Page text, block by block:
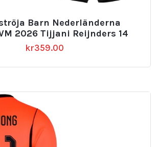
Barn Nederländerna
2026 Tijjani Reijnders 14
kr359.00